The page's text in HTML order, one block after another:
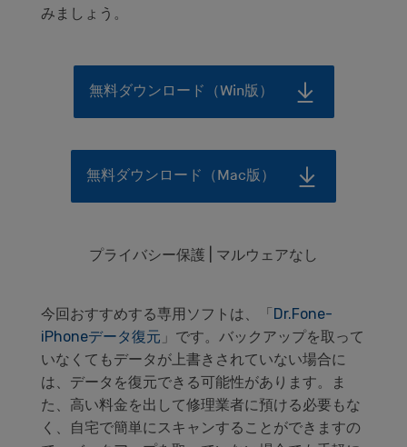
みましょう。
無料ダウンロード（Win版）
無料ダウンロード（Mac版）
プライバシー保護 | マルウェアなし
今回おすすめする専用ソフトは、「Dr.Fone-
iPhoneデータ復元 」です。バックアップを取って
いなくてもデータが上書きされていない場合に
は、データを復元できる可能性があります。ま
た、高い料金を出して修理業者に預ける必要もな
く、自宅で簡単にスキャンすることができますの